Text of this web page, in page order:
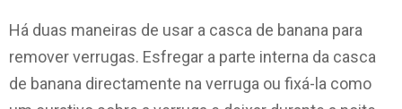
Há duas maneiras de usar a casca de banana para
remover verrugas. Esfregar a parte interna da casca
de banana directamente na verruga ou fixá-la como